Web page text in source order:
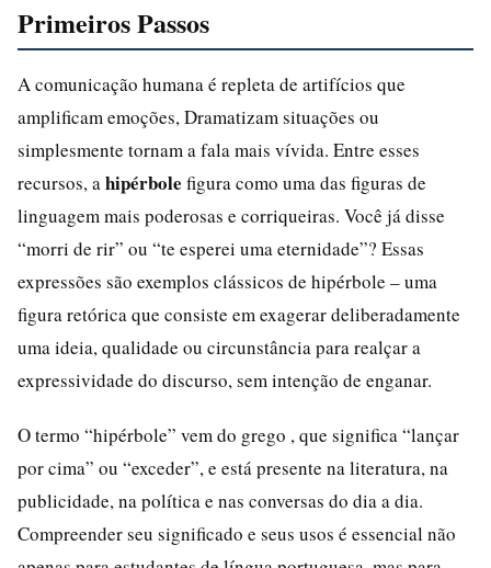
Primeiros Passos
A comunicação humana é repleta de artifícios que
amplificam emoções, Dramatizam situações ou
simplesmente tornam a fala mais vívida. Entre esses
recursos, a hipérbole figura como uma das figuras de
linguagem mais poderosas e corriqueiras. Você já disse
“morri de rir” ou “te esperei uma eternidade”? Essas
expressões são exemplos clássicos de hipérbole – uma
figura retórica que consiste em exagerar deliberadamente
uma ideia, qualidade ou circunstância para realçar a
expressividade do discurso, sem intenção de enganar.
O termo “hipérbole” vem do grego , que significa “lançar
por cima” ou “exceder”, e está presente na literatura, na
publicidade, na política e nas conversas do dia a dia.
Compreender seu significado e seus usos é essencial não